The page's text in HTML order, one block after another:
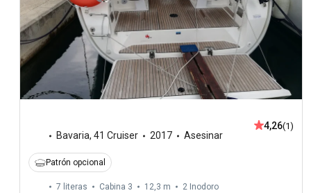
Bavaria, 41 Cruiser 2017 Asesinar
4,26(1)
Patrón opcional
7 literas Cabina 3 12,3 m 2 Inodoro